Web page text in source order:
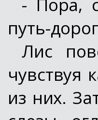
путь-
Лис
чувствуя
из них.